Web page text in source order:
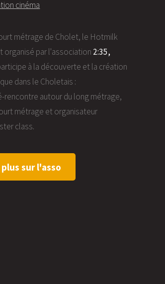
métrage de Cholet, le Hotmilk
organisé par l'association 2:35,
à la découverte et la création
dans le Choletais :
rencontre autour du long métrage,
métrage et organisateur
class.
sur l'asso